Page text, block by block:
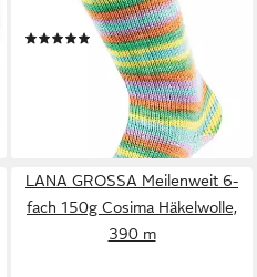
Sockenwolle
(12)
lieferbar - in 3-4 Werktagen bei dir
+9
LANA GROSSA Meilenweit 6-
fach 150g Cosima Häkelwolle,
390 m